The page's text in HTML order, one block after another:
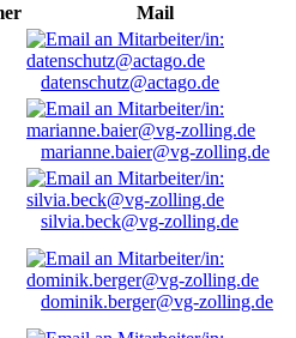
Mail
datenschutz@actago.de
marianne.baier@vg-zolling.de
silvia.beck@vg-zolling.de
dominik.berger@vg-zolling.de